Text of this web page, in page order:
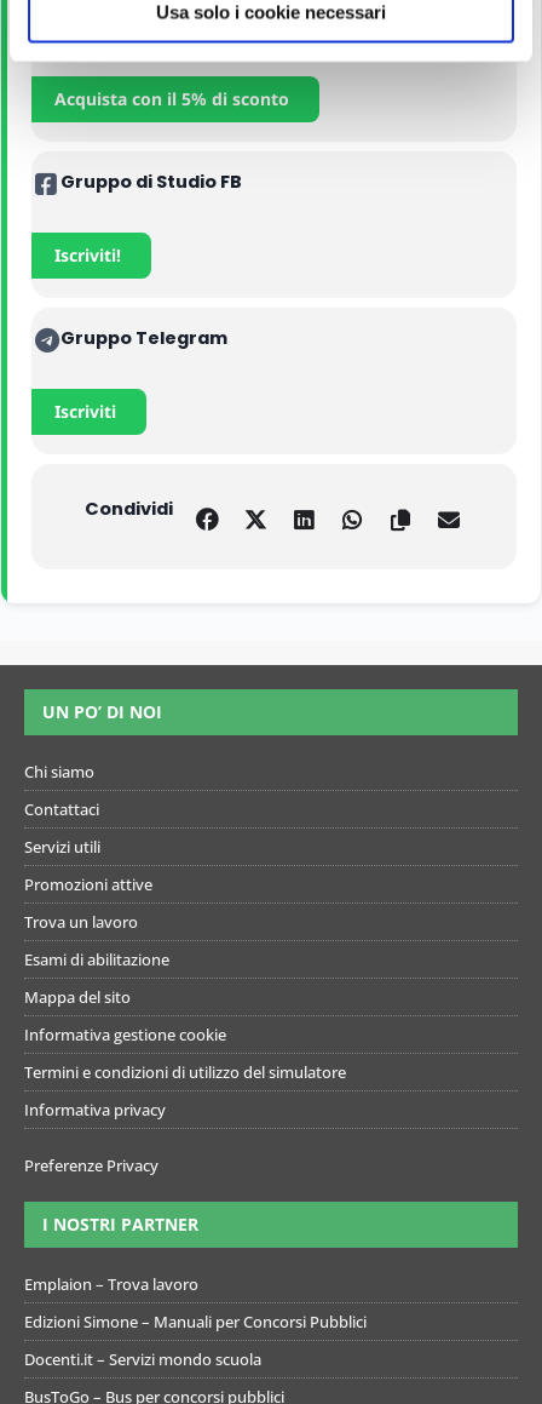
Usa solo i cookie necessari
Acquista con il 5% di sconto
Gruppo di Studio FB
Iscriviti!
Gruppo Telegram
Iscriviti
Condividi
UN PO’ DI NOI
Chi siamo
Contattaci
Servizi utili
Promozioni attive
Trova un lavoro
Esami di abilitazione
Mappa del sito
Informativa gestione cookie
Termini e condizioni di utilizzo del simulatore
Informativa privacy
Preferenze Privacy
I NOSTRI PARTNER
Emplaion – Trova lavoro
Edizioni Simone – Manuali per Concorsi Pubblici
Docenti.it – Servizi mondo scuola
BusToGo – Bus per concorsi pubblici